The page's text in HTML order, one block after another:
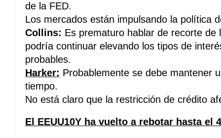
de la FED.
Los mercados están impulsando la política
Collins: Es prematuro hablar de recorte de
podría continuar elevando los tipos de
probables.
Harker: Probablemente se debe mantener
tiempo.
No está claro que la restricción de crédito
El EEUU10Y ha vuelto a rebotar hasta el